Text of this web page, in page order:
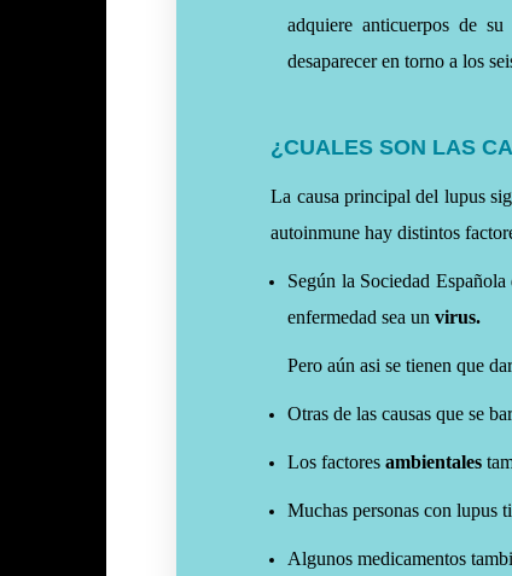
adquiere anticuerpos de
desaparecer en torno a los
¿CUALES SON LAS
La causa principal del lupus
autoinmune hay distintos
Según la Sociedad
enfermedad sea unvirus.
Pero aún asi se tienen que
Otras de las causas que se
Los factoresambientales
Muchas personas con lupus
Algunos medicamentos